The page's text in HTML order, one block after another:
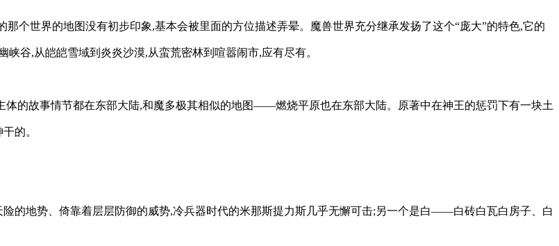
个世界的地图没有初步印象,基本会被里面的方位描述弄晕。魔兽世界充分继承发扬了这个“庞大”的特色,它的
谷,从皑皑雪域到炎炎沙漠,从蛮荒密林到喧嚣闹市,应有尽有。
的故事情节都在东部大陆,和魔多极其相似的地图——燃烧平原也在东部大陆。原著中在神王的惩罚下有一块土
的。
的地势、倚靠着层层防御的威势,冷兵器时代的米那斯提力斯几乎无懈可击;另一个是白——白砖白瓦白房子、白